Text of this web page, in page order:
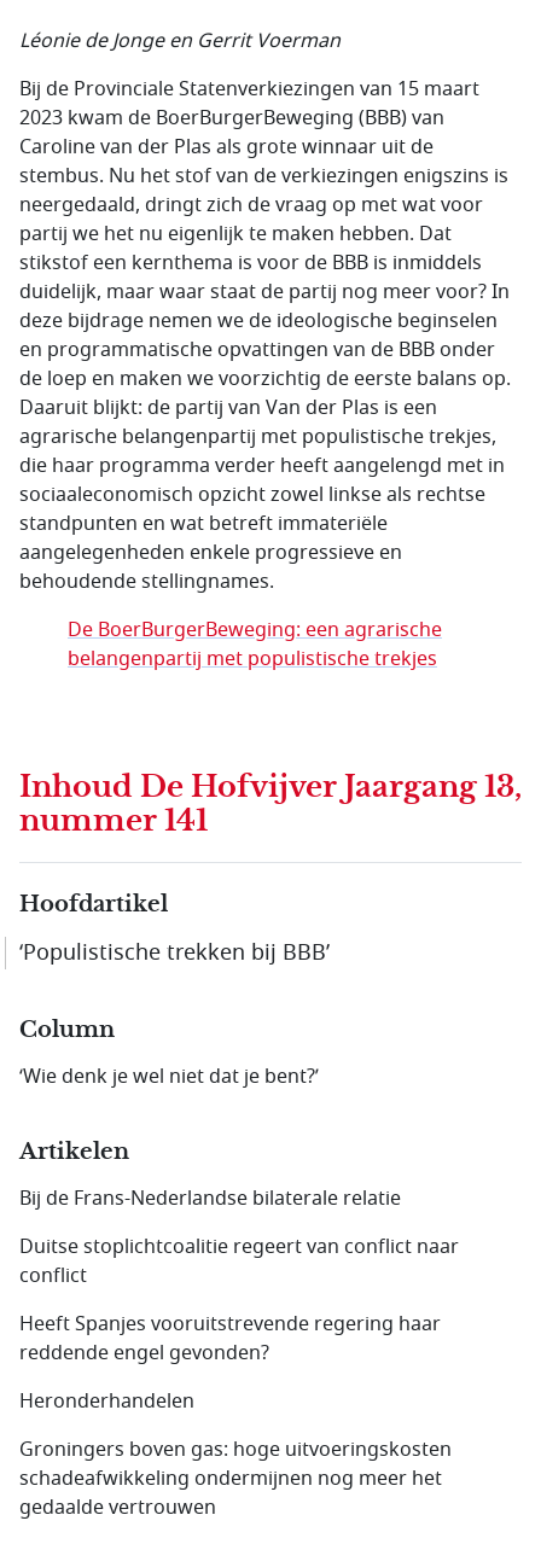
Léonie de Jonge en Gerrit Voerman
Bij de Provinciale Statenverkiezingen van 15 maart
2023 kwam de BoerBurgerBeweging (BBB) van
Caroline van der Plas als grote winnaar uit de
stembus. Nu het stof van de verkiezingen enigszins is
neergedaald, dringt zich de vraag op met wat voor
partij we het nu eigenlijk te maken hebben. Dat
stikstof een kernthema is voor de BBB is inmiddels
duidelijk, maar waar staat de partij nog meer voor? In
deze bijdrage nemen we de ideologische beginselen
en programmatische opvattingen van de BBB onder
de loep en maken we voorzichtig de eerste balans op.
Daaruit blijkt: de partij van Van der Plas is een
agrarische belangenpartij met populistische trekjes,
die haar programma verder heeft aangelengd met in
sociaaleconomisch opzicht zowel linkse als rechtse
standpunten en wat betreft immateriële
aangelegenheden enkele progressieve en
behoudende stellingnames.
De BoerBurgerBeweging: een agrarische
belangenpartij met populistische trekjes
Inhoud De Hofvijver Jaargang 13,
nummer 141
Hoofdartikel
‘Populistische trekken bij BBB’
Column
‘Wie denk je wel niet dat je bent?’
Artikelen
Bij de Frans-Nederlandse bilaterale relatie
Duitse stoplichtcoalitie regeert van conflict naar
conflict
Heeft Spanjes vooruitstrevende regering haar
reddende engel gevonden?
Heronderhandelen
Groningers boven gas: hoge uitvoeringskosten
schadeafwikkeling ondermijnen nog meer het
gedaalde vertrouwen